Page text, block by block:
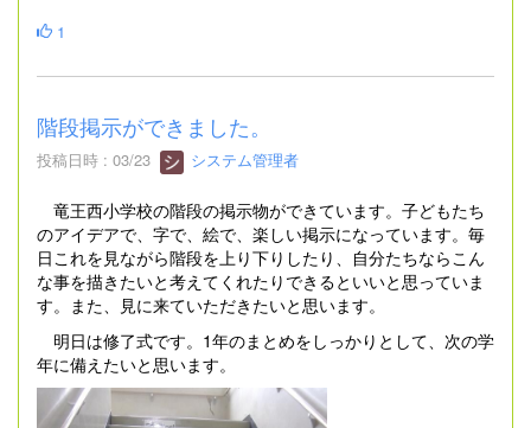
1
階段掲示ができました。
投稿日時 : 03/23 システム管理者
竜王西小学校の階段の掲示物ができています。子どもたち
のアイデアで、字で、絵で、楽しい掲示になっています。毎
日これを見ながら階段を上り下りしたり、自分たちならこん
な事を描きたいと考えてくれたりできるといいと思っていま
す。また、見に来ていただきたいと思います。
明日は修了式です。1年のまとめをしっかりとして、次の学
年に備えたいと思います。